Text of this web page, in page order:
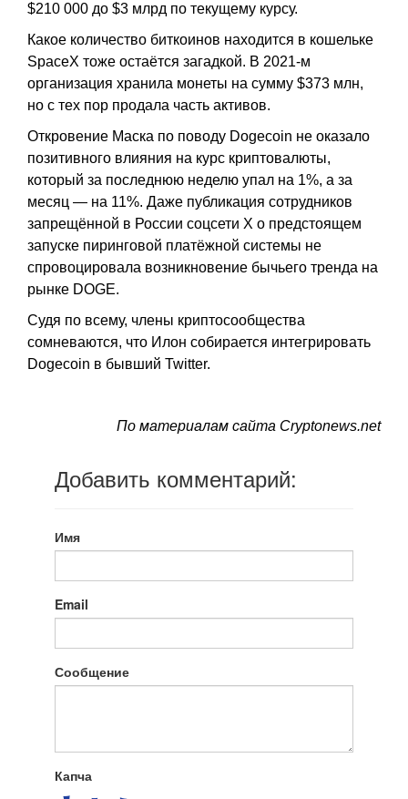
$210 000 до $3 млрд по текущему курсу.
Какое количество биткоинов находится в кошельке
SpaceX тоже остаётся загадкой. В 2021-м
организация хранила монеты на сумму $373 млн,
но с тех пор продала часть активов.
Откровение Маска по поводу Dogecoin не оказало
позитивного влияния на курс криптовалюты,
который за последнюю неделю упал на 1%, а за
месяц — на 11%. Даже публикация сотрудников
запрещённой в России соцсети X о предстоящем
запуске пиринговой платёжной системы не
спровоцировала возникновение бычьего тренда на
рынке DOGE.
Судя по всему, члены криптосообщества
сомневаются, что Илон собирается интегрировать
Dogecoin в бывший Twitter.
По материалам сайта Cryptonews.net
Добавить комментарий:
Имя
Email
Сообщение
Капча